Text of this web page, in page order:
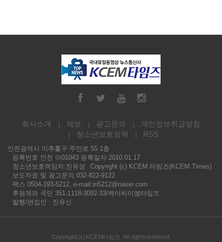
회사소개 제보 광고문의
개인정보취급방침
청소년보호정책
RSS
인천광역시 미추홀구 주안로 55 1층
등록번호 인천 아01043 등록일자:2010.01.17
청소년보호책임자:진유성
Copyright (c) KCEM 타임즈(KCEM Times)
보도자료 및 광고문의 032-822-9122
팩스 0504-193-5212, e-mail:in5212@naver.com
후원계좌 국민 351-1118-3092-33/케이씨이엠타임즈
발행/편집인 : 진유신
Copyright (c) KCEM타임즈. All rights reserved.